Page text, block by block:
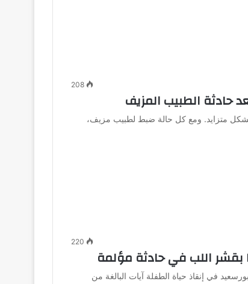
208
حادثة الطبيب المزيف
متزايد. ومع كل حالة ضبط لطبيب مزيف،
220
بقشر اللب في حادثة مؤلمة
في إنقاذ حياة الطفلة آيات البالغة من